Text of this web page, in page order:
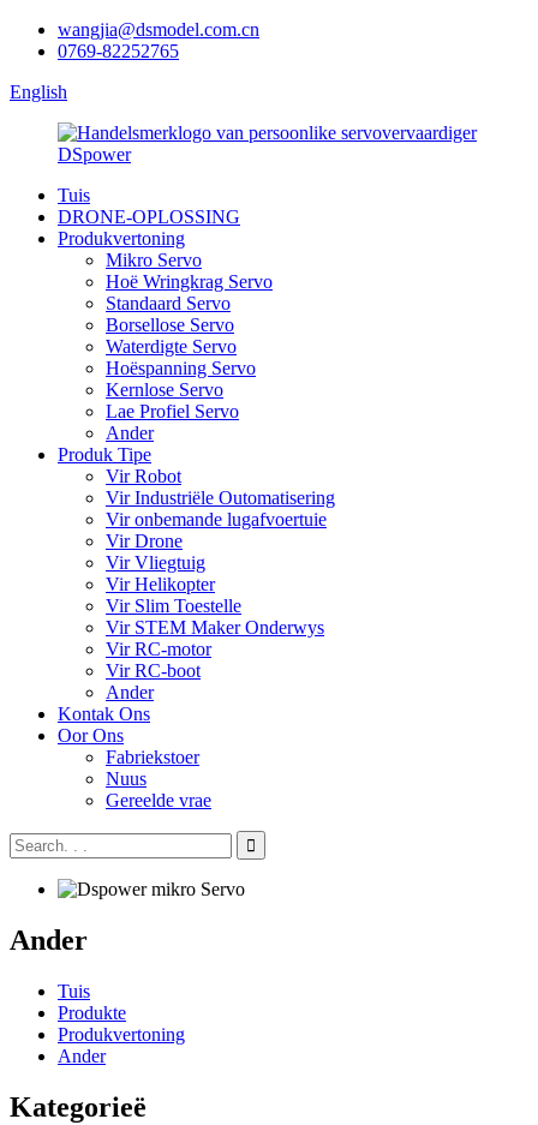
wangjia@dsmodel.com.cn
0769-82252765
English
Tuis
DRONE-OPLOSSING
Produkvertoning
Mikro Servo
Hoë Wringkrag Servo
Standaard Servo
Borsellose Servo
Waterdigte Servo
Hoëspanning Servo
Kernlose Servo
Lae Profiel Servo
Ander
Produk Tipe
Vir Robot
Vir Industriële Outomatisering
Vir onbemande lugafvoertuie
Vir Drone
Vir Vliegtuig
Vir Helikopter
Vir Slim Toestelle
Vir STEM Maker Onderwys
Vir RC-motor
Vir RC-boot
Ander
Kontak Ons
Oor Ons
Fabriekstoer
Nuus
Gereelde vrae
Ander
Tuis
Produkte
Produkvertoning
Ander
Kategorieë